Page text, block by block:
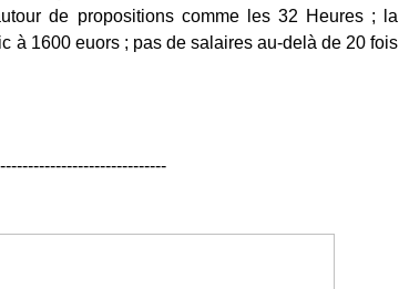
de propositions comme les 32 Heures ; la
à 1600 euors ; pas de salaires au-delà de 20 fois